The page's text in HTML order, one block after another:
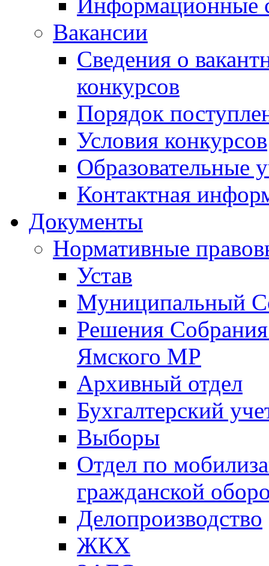
Вакансии
Сведения о
конкурсов
Порядок
Условия конкурсов
Образовательные
Контактная
Документы
Нормативные
Устав
Муниципальный
Решения
Ямского МР
Архивный отдел
Бухгалтерский
Выборы
Отдел по
гражданской
Делопроизводство
ЖКХ